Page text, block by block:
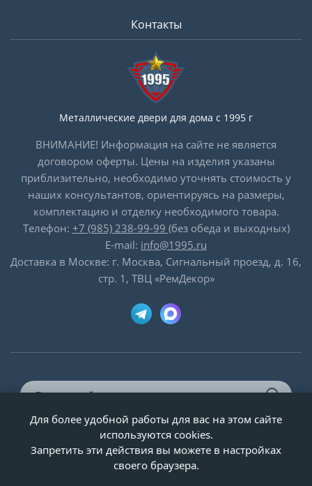
Контакты
Металлические двери для дома с 1995 г
ВНИМАНИЕ! Информация на сайте не является
договором оферты. Цены на изделия указаны
приблизительно, необходимо уточнять стоимость у
наших консультантов, ориентируясь на размеры,
комплектацию и отделку необходимого товара.
Телефон: +7 (985) 238-99-99 (без обеда и выходных)
E-mail: info@1995.ru
Доставка в Москве: г. Москва, Сигнальный проезд, д. 16,
стр. 1, ТВЦ «РемДекор»
© ООО «Двери-и-точка», ИНН 5020092947, 1995-2026 г.
Для более удобной работы для вас на этом сайте
используются cookies.
Запретить эти действия вы можете в настройках
своего браузера.